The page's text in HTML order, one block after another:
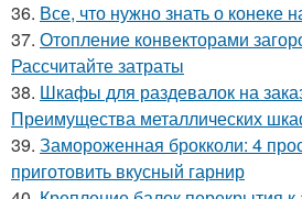
36. Все, что нужно знать о конеке
37. Отопление конвекторами
Рассчитайте затраты
38. Шкафы для раздевалок на
Преимущества металлических
39. Замороженная брокколи: 4
приготовить вкусный гарнир